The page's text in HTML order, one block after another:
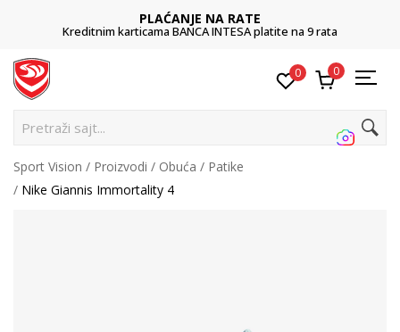
PLAĆANJE NA RATE
Kreditnim karticama BANCA INTESA platite na 9 rata
0 0
Pretraži sajt...
Sport Vision Proizvodi Obuća
Patike
Nike Giannis Immortality 4